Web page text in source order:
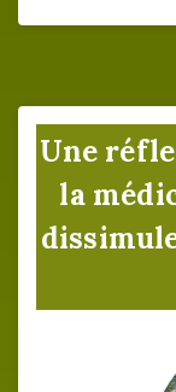
des
articles
Une
la